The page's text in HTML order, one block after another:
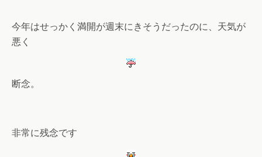
今年はせっかく満開が週末にきそうだったのに、天気が
悪く
断念。
非常に残念です